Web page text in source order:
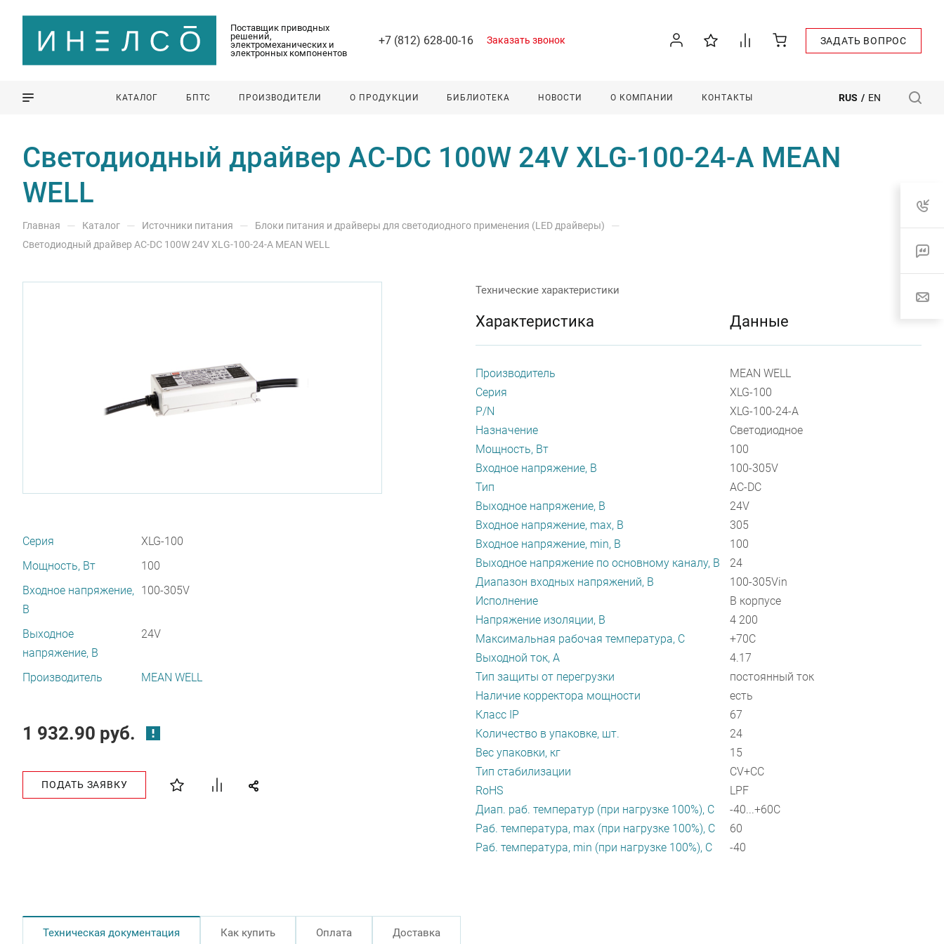
Поставщик приводных
решений,
электромеханических и
электронных компонентов
+7 (812) 628-00-16 Заказать звонок ЗАДАТЬ ВОПРОС
КАТАЛОГ БПТС ПРОИЗВОДИТЕЛИ О ПРОДУКЦИИ БИБЛИОТЕКА НОВОСТИ О КОМПАНИИ КОНТАКТЫ RUS / EN
Светодиодный драйвер AC-DC 100W 24V XLG-100-24-A MEAN
WELL
Главная — Каталог — Источники питания — Блоки питания и драйверы для светодиодного применения (LED драйверы) —
Светодиодный драйвер AC-DC 100W 24V XLG-100-24-A MEAN WELL
Серия
XLG-100
Мощность, Вт
100
Входное напряжение,
В
100-305V
Выходное
напряжение, В
24V
Производитель MEAN WELL
1 932.90 руб.
ПОДАТЬ ЗАЯВКУ
Технические характеристики
Характеристика Данные
Производитель
MEAN WELL
Серия
XLG-100
P/N
XLG-100-24-A
Назначение
Светодиодное
Мощность, Вт
100
Входное напряжение, В
100-305V
Тип
AC-DC
Выходное напряжение, В
24V
Входное напряжение, max, В
305
Входное напряжение, min, В
100
Выходное напряжение по основному каналу, В
24
Диапазон входных напряжений, В
100-305Vin
Исполнение
В корпусе
Напряжение изоляции, В
4 200
Максимальная рабочая температура, C
+70C
Выходной ток, А
4.17
Тип защиты от перегрузки
постоянный ток
Наличие корректора мощности
есть
Класс IP
67
Количество в упаковке, шт.
24
Вес упаковки, кг
15
Тип стабилизации
CV+CC
RoHS
LPF
Диап. раб. температур (при нагрузке 100%), C
-40...+60C
Раб. температура, max (при нагрузке 100%), C
60
Раб. температура, min (при нагрузке 100%), C
-40
Техническая документация Как купить Оплата Доставка